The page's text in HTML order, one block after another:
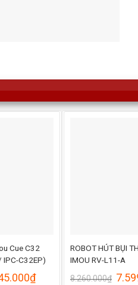
Cue C32
C32EP)
₫Khoảng
ROBOT HÚT BỤI
IMOU RV-L11-A
8.260.000₫ Giá